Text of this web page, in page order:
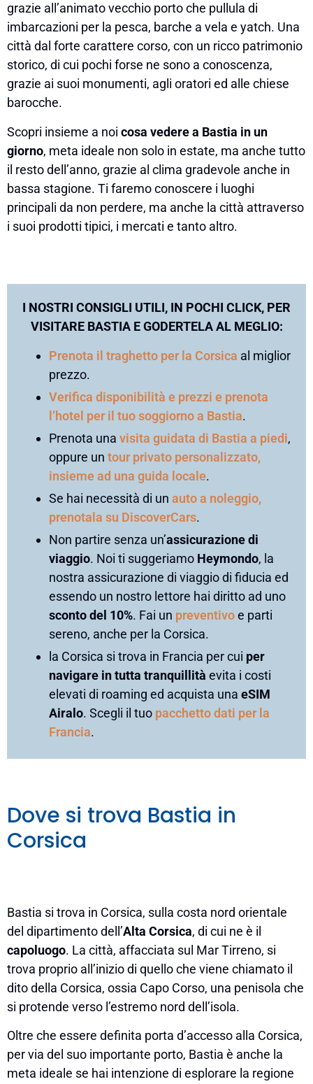
grazie all’animato vecchio porto che pullula di
imbarcazioni per la pesca, barche a vela e yatch. Una
città dal forte carattere corso, con un ricco patrimonio
storico, di cui pochi forse ne sono a conoscenza,
grazie ai suoi monumenti, agli oratori ed alle chiese
barocche.
Scopri insieme a noi cosa vedere a Bastia in un
giorno, meta ideale non solo in estate, ma anche tutto
il resto dell’anno, grazie al clima gradevole anche in
bassa stagione. Ti faremo conoscere i luoghi
principali da non perdere, ma anche la città attraverso
i suoi prodotti tipici, i mercati e tanto altro.
I NOSTRI CONSIGLI UTILI, IN POCHI CLICK, PER
VISITARE BASTIA E GODERTELA AL MEGLIO:
Prenota il traghetto per la Corsica al miglior
prezzo.
Verifica disponibilità e prezzi e prenota
l’hotel per il tuo soggiorno a Bastia.
Prenota una visita guidata di Bastia a piedi,
oppure un tour privato personalizzato,
insieme ad una guida locale.
Se hai necessità di un auto a noleggio,
prenotala su DiscoverCars.
Non partire senza un’assicurazione di
viaggio. Noi ti suggeriamo Heymondo, la
nostra assicurazione di viaggio di fiducia ed
essendo un nostro lettore hai diritto ad uno
sconto del 10%. Fai un preventivoe parti
sereno, anche per la Corsica.
la Corsica si trova in Francia per cui per
navigare in tutta tranquillità evita i costi
elevati di roaming ed acquista una eSIM
Airalo. Scegli il tuo pacchetto dati per la
Francia.
Dove si trova Bastia in
Corsica
Bastia si trova in Corsica, sulla costa nord orientale
del dipartimento dell’Alta Corsica, di cui ne è il
capoluogo. La città, affacciata sul Mar Tirreno, si
trova proprio all’inizio di quello che viene chiamato il
dito della Corsica, ossia Capo Corso, una penisola che
si protende verso l’estremo nord dell’isola.
Oltre che essere definita porta d’accesso alla Corsica,
per via del suo importante porto, Bastia è anche la
meta ideale se hai intenzione di esplorare la regione